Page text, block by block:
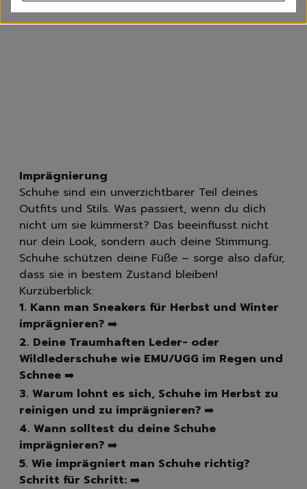
Universalwaschmittel
Spülen
Geschirrspülmittel, -
Spülbürsten |
Geschirrtücher
Spülzubehör
Autopflege
Außen | Lack
Autodüfte
Schuhpflege
Sneakerreinigung
Schuhreinigung
Schuhbürsten
Schuhcreme
Schuhimprägnierung
Lufterfrischer
Imprägnierung
Schuhe sind ein unverzichtbarer Teil deines
Outfits und Stils. Was passiert, wenn du dich
nicht um sie kümmerst? Das beeinflusst nicht
nur dein Look, sondern auch deine Stimmung.
Schuhe schützen deine Füße – sorge also dafür,
dass sie in bestem Zustand bleiben!
Kurzüberblick:
1. Kann man Sneakers für Herbst und Winter
imprägnieren? ➡️
2. Deine Traumhaften Leder- oder
Wildlederschuhe wie EMU/UGG im Regen und
Schnee ➡️
3. Warum lohnt es sich, Schuhe im Herbst zu
reinigen und zu imprägnieren? ➡️
4. Wann solltest du deine Schuhe
imprägnieren? ➡️
5. Wie imprägniert man Schuhe richtig?
Schritt für Schritt: ➡️